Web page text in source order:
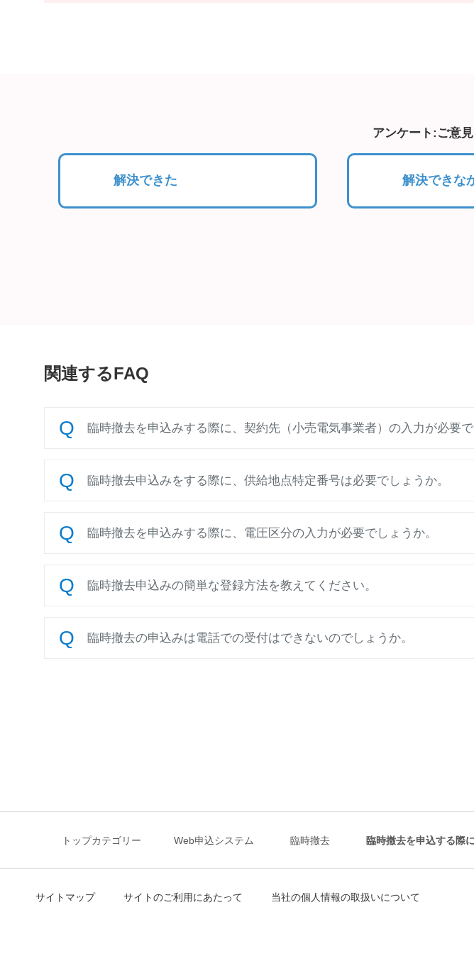
アンケート:ご意
解決できた 解決できな
関連するFAQ
臨時撤去を申込みする際に、契約先（小売電気事業者）の入力が必要で
臨時撤去申込みをする際に、供給地点特定番号は必要でしょうか。
臨時撤去を申込みする際に、電圧区分の入力が必要でしょうか。
臨時撤去申込みの簡単な登録方法を教えてください。
臨時撤去の申込みは電話での受付はできないのでしょうか。
トップカテゴリー Web申込システム 臨時撤去 臨時撤去を申込する際
サイトマップ サイトのご利用にあたって 当社の個人情報の取扱いについて